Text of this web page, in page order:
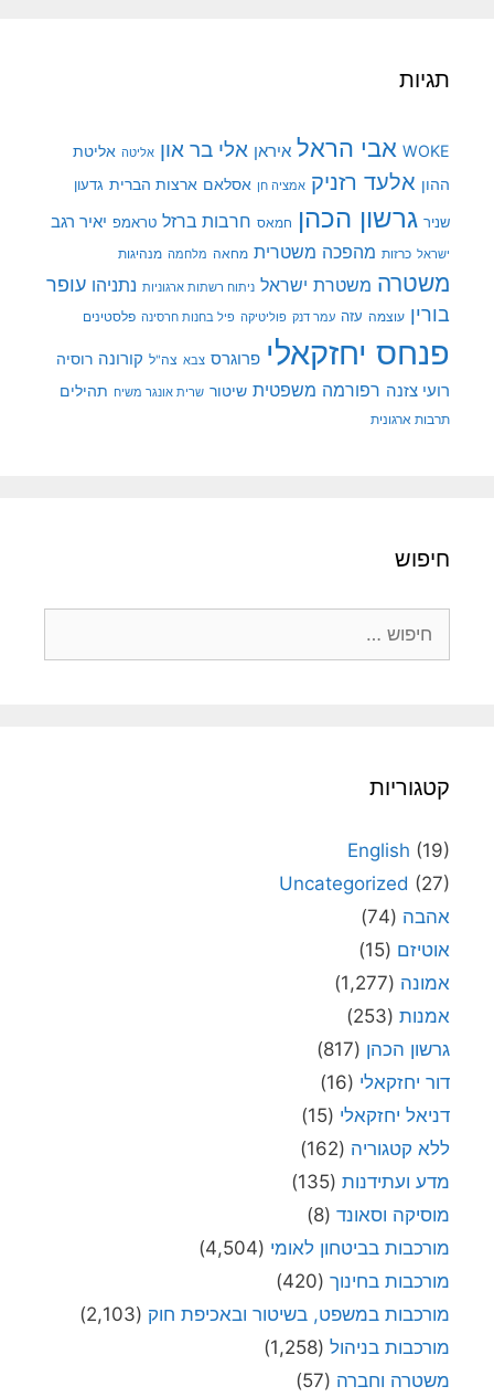
תגיות
WOKE אבי הראל איראן אלי בר און אליטה אליטת
ההון אלעד רזניק אמציה חן אסלאם ארצות הברית גדעון
שניר גרשון הכהן חמאס חרבות ברזל טראמפ יאיר רגב
ישראל כרזות מהפכה משטרית מחאה מלחמה מנהיגות
משטרה משטרת ישראל ניתוח רשתות ארגוניות נתניהו עופר
בורין עוצמה עזה עמר דנק פוליטיקה פיל בחנות חרסינה פלסטינים
פנחס יחזקאלי פרוגרס צבא צה"ל קורונה רוסיה
רועי צזנה רפורמה משפטית שיטור שרית אונגר משיח תהילים
תרבות ארגונית
חיפוש
קטגוריות
English (19)
Uncategorized (27)
אהבה (74)
אוטיזם (15)
אמונה (1,277)
אמנות (253)
גרשון הכהן (817)
דור יחזקאלי (16)
דניאל יחזקאלי (15)
ללא קטגוריה (162)
מדע ועתידנות (135)
מוסיקה וסאונד (8)
מורכבות בביטחון לאומי (4,504)
מורכבות בחינוך (420)
מורכבות במשפט, בשיטור ובאכיפת חוק (2,103)
מורכבות בניהול (1,258)
משטרה וחברה (57)